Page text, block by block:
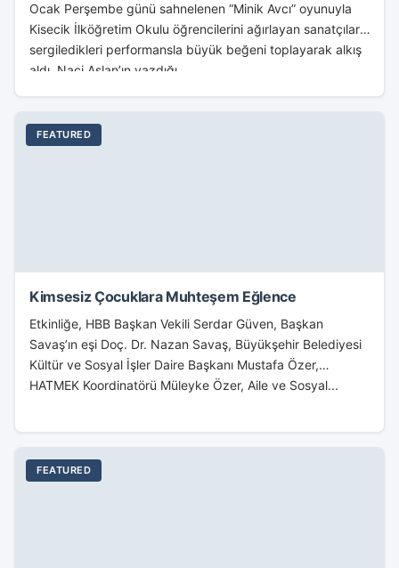
Ocak Perşembe günü sahnelenen “Minik Avcı” oyunuyla
Kisecik İlköğretim Okulu öğrencilerini ağırlayan sanatçılar,
sergiledikleri performansla büyük beğeni toplayarak alkış
aldı. Naci Aslan’ın yazdığı...
FEATURED
Kimsesiz Çocuklara Muhteşem Eğlence
Etkinliğe, HBB Başkan Vekili Serdar Güven, Başkan
Savaş’ın eşi Doç. Dr. Nazan Savaş, Büyükşehir Belediyesi
Kültür ve Sosyal İşler Daire Başkanı Mustafa Özer,
HATMEK Koordinatörü Müleyke Özer, Aile ve Sosyal...
FEATURED